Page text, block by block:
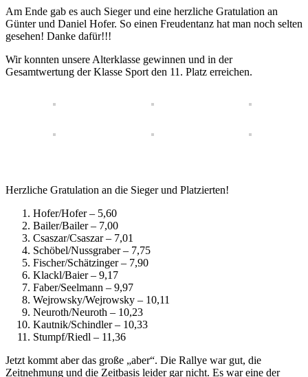
Am Ende gab es auch Sieger und eine herzliche Gratulation an
Günter und Daniel Hofer. So einen Freudentanz hat man noch selten
gesehen! Danke dafür!!!
Wir konnten unsere Alterklasse gewinnen und in der
Gesamtwertung der Klasse Sport den 11. Platz erreichen.
Herzliche Gratulation an die Sieger und Platzierten!
Hofer/Hofer – 5,60
Bailer/Bailer – 7,00
Csaszar/Csaszar – 7,01
Schöbel/Nussgraber – 7,75
Fischer/Schätzinger – 7,90
Klackl/Baier – 9,17
Faber/Seelmann – 9,97
Wejrowsky/Wejrowsky – 10,11
Neuroth/Neuroth – 10,23
Kautnik/Schindler – 10,33
Stumpf/Riedl – 11,36
Jetzt kommt aber das große „aber“. Die Rallye war gut, die
Zeitnehmung und die Zeitbasis leider gar nicht. Es war eine der